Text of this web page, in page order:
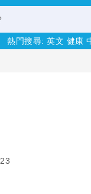
熱門搜尋: 英文 健康